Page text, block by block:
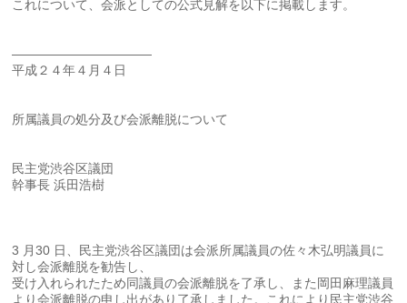
これについて、会派としての公式見解を以下に掲載します。
———————————
平成２４年４月４日
所属議員の処分及び会派離脱について
民主党渋谷区議団
幹事長 浜田浩樹
3 月30 日、民主党渋谷区議団は会派所属議員の佐々木弘明議員に
対し会派離脱を勧告し、
受け入れられたため同議員の会派離脱を了承し、また岡田麻理議員
より会派離脱の申し出があり了承しました。これにより民主党渋谷